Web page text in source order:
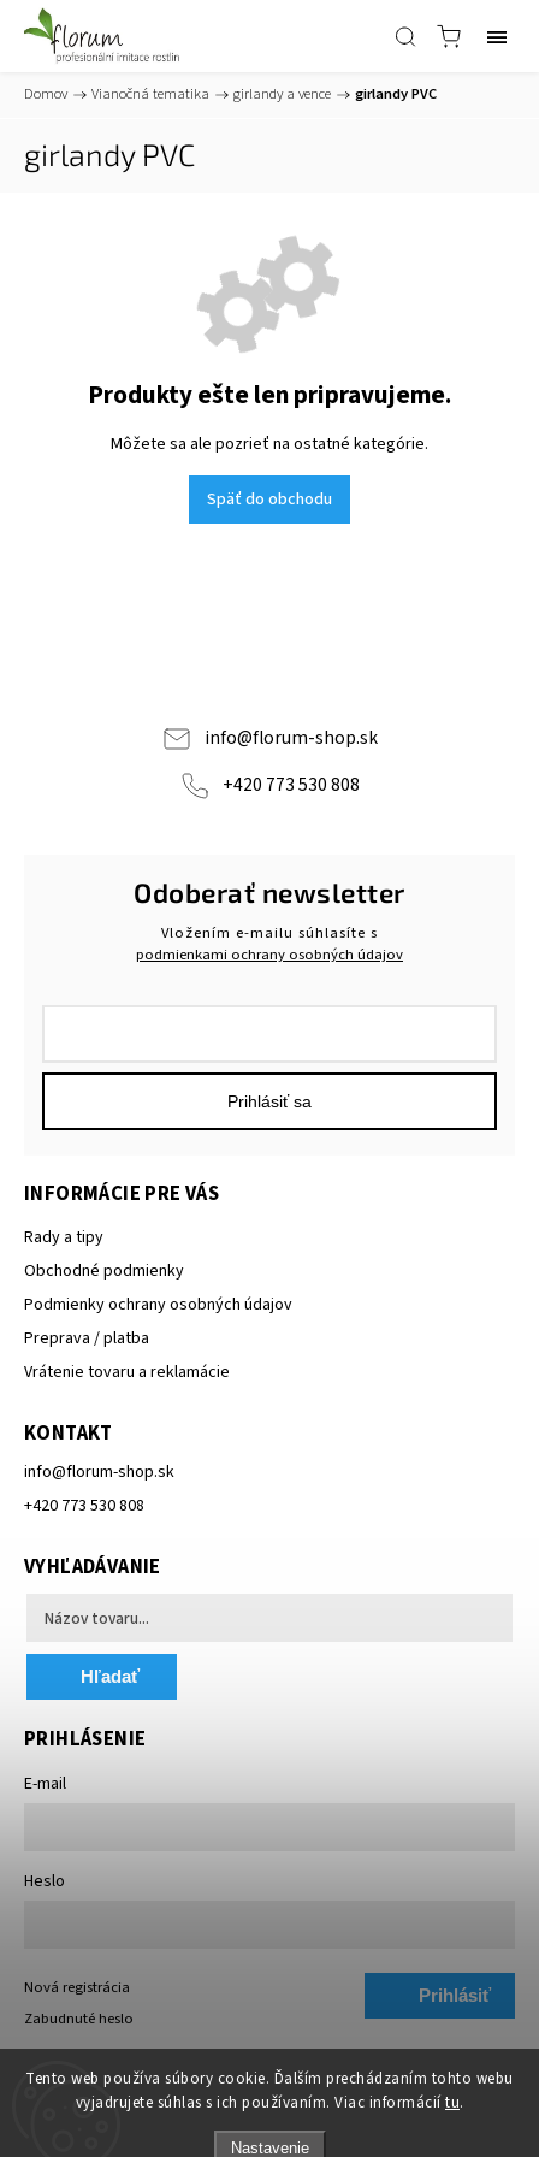
Tento web používa súbory cookie. Ďalším prechádzaním tohto webu
vyjadrujete súhlas s ich používaním. Viac informácií tu.
Nastavenie
Domov / Vianočná tematika / girlandy a vence / girlandy PVC
girlandy PVC
Produkty ešte len pripravujeme.
Môžete sa ale pozrieť na ostatné kategórie.
Späť do obchodu
info@florum-shop.sk
+420 773 530 808
Odoberať newsletter
Vložením e-mailu súhlasíte s
podmienkami ochrany osobných údajov
Prihlásiť sa
INFORMÁCIE PRE VÁS
Rady a tipy
Obchodné podmienky
Podmienky ochrany osobných údajov
Preprava / platba
Vrátenie tovaru a reklamácie
KONTAKT
info@florum-shop.sk
+420 773 530 808
VYHĽADÁVANIE
Hľadať
PRIHLÁSENIE
E-mail
Heslo
Prihlásiť
Nová registrácia
Zabudnuté heslo